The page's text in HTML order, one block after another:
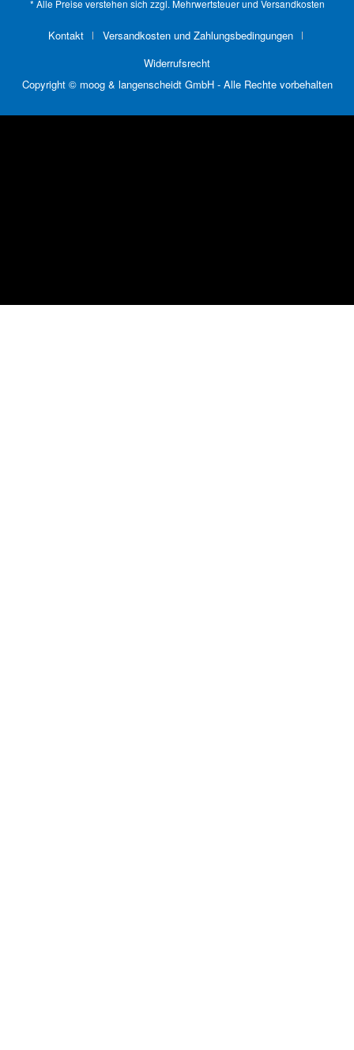
* Alle Preise verstehen sich zzgl. Mehrwertsteuer und Versandkosten
Kontakt
Versandkosten und Zahlungsbedingungen
Widerrufsrecht
Copyright © moog & langenscheidt GmbH - Alle Rechte vorbehalten